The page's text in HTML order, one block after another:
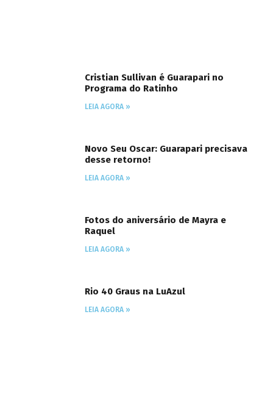
Cristian Sullivan é Guarapari no
Programa do Ratinho
LEIA AGORA »
Novo Seu Oscar: Guarapari precisava
desse retorno!
LEIA AGORA »
Fotos do aniversário de Mayra e
Raquel
LEIA AGORA »
Rio 40 Graus na LuAzul
LEIA AGORA »